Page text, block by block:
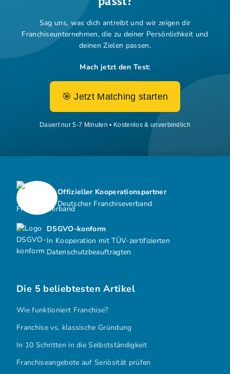
Sag uns, was dich antreibt und wir zeigen dir
Franchiseunternehmen, die zu deiner Persönlichkeit und
deinen Zielen passen.
Mach jetzt den Test:
🎯 Jetzt Matching starten
Dauert nur 5-7 Minuten • Kostenlos & unverbindlich
DSGVO-konform
In Kooperation mit TÜV-zertifizierten
Datenschutzbeauftragten
Offizieller Kooperationspartner
Deutscher Franchiseverband
Die 5 beliebtesten Artikel
Wie funktioniert Franchise?
Franchise vs. klassische Gründung
In 10 Schritten in die Selbstständigkeit
Franchiseangebote auf Seriösität prüfen